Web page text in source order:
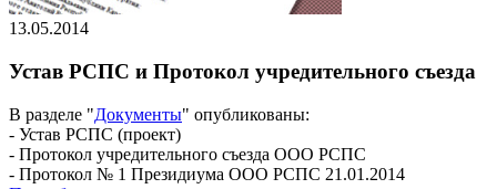
13.05.2014
Устав РСПС и Протокол учредительного съезда
В разделе "Документы" опубликованы:
- Устав РСПС (проект)
- Протокол учредительного съезда ООО РСПС
- Протокол № 1 Президиума ООО РСПС 21.01.2014